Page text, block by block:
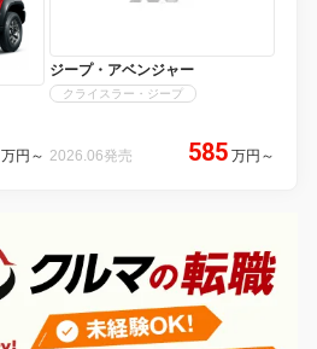
万円 ～
ジープ・アベンジャー
クライスラー・ジープ
2026.06発売 585 万円 ～